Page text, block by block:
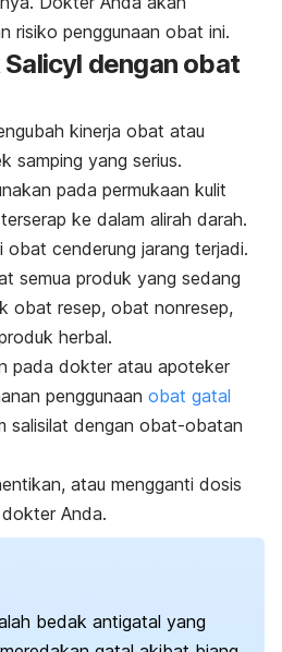
risiko penggunaan obat ini.
dengan obat
kinerja obat atau
samping yang serius.
pada permukaan kulit
ke dalam alirah darah.
obat cenderung jarang terjadi.
semua produk yang sedang
obat resep, obat nonresep,
herbal.
pada dokter atau apoteker
penggunaan obat gatal
salisilat dengan obat-obatan
atau mengganti dosis
Anda.
bedak antigatal yang